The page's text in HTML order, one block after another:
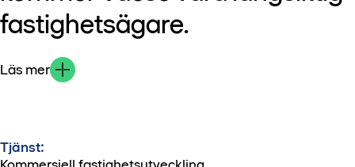
fastighetsägare.
Läs mer
Tjänst: